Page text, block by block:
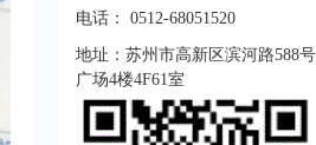
电话： 0512-68051520
地址：苏州市高新区滨河路588
广场4楼4F61室